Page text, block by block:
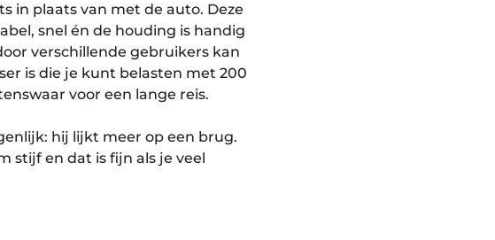
in plaats van met de auto. Deze
snel én de houding is handig
verschillende gebruikers kan
is die je kunt belasten met 200
voor een lange reis.
hij lijkt meer op een brug.
stijf en dat is fijn als je veel